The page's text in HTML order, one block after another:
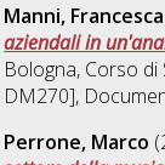
Manni, Francesca
aziendali in
Bologna, Corso di
DM270],
Perrone, Marco